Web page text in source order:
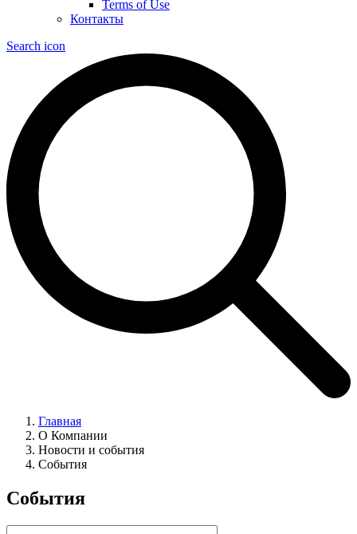
Terms of Use
Контакты
Search icon
Главная
О Компании
Новости и события
События
События